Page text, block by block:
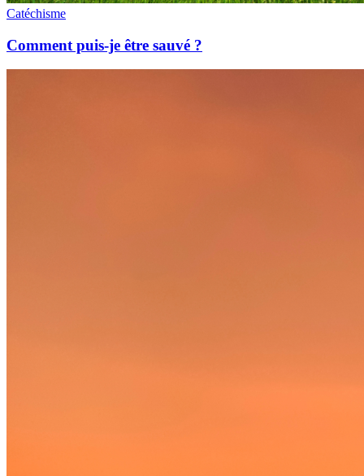
Catéchisme
Comment puis-je être sauvé ?